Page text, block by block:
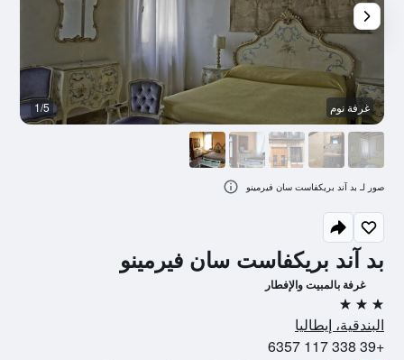
بد آند بريكفاست سان فيرمينو
غرفة بالمبيت والإفطار
3 نجوم
البندقية، إيطاليا
+39 338 117 6357
غرفة نوم 1/5
صور لـ بد آند بريكفاست سان فيرمينو